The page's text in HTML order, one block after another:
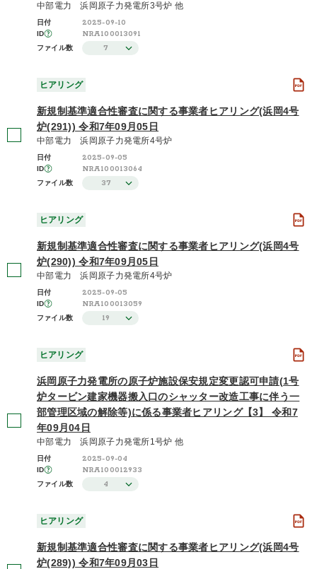
中部電力 浜岡原子力発電所3号炉 他
日付 2025-09-10
ID NRA100013091
ファイル数 7
ヒアリング
新規制基準適合性審査に関する事業者ヒアリング(浜岡4号
炉(291)) 令和7年09月05日
中部電力 浜岡原子力発電所4号炉
日付 2025-09-05
ID NRA100013064
ファイル数 37
ヒアリング
新規制基準適合性審査に関する事業者ヒアリング(浜岡4号
炉(290)) 令和7年09月05日
中部電力 浜岡原子力発電所4号炉
日付 2025-09-05
ID NRA100013059
ファイル数 19
ヒアリング
浜岡原子力発電所の原子炉施設保安規定変更認可申請(1号
炉タービン建家機器搬入口のシャッター改造工事に伴う一
部管理区域の解除等)に係る事業者ヒアリング【3】 令和7
年09月04日
中部電力 浜岡原子力発電所1号炉 他
日付 2025-09-04
ID NRA100012933
ファイル数 4
ヒアリング
新規制基準適合性審査に関する事業者ヒアリング(浜岡4号
炉(289)) 令和7年09月03日